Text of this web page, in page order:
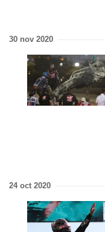
30 nov 2020
24 oct 2020